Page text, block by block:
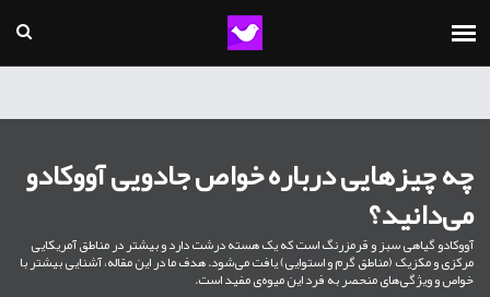
چه چیزهایی درباره خواص جادویی آووکادو
می‌دانید؟
آووکادو گیاهی سبز و قرمزرنگ است که یک هسته درشت دارد و بیشتر در مناطق آمریکایی
مرکزی و مکزیک (مناطق گرم و استوایی) یافت می‌شود. هدف ما در این مقاله، آشنایی بیشتر با
خواص و ویژگی‌های منحصر به فرد این میوه‌ی مفید است.